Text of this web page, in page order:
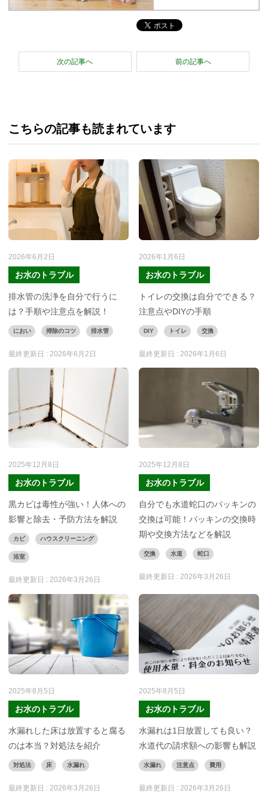
次の記事へ 前の記事へ
こちらの記事も読まれています
2026年6月2日
お水のトラブル
排水管の洗浄を自分で行うに
は？手順や注意点を解説！
におい 掃除のコツ 排水管
最終更新日 : 2026年6月2日
2026年1月6日
お水のトラブル
トイレの交換は自分でできる？
注意点やDIYの手順
DIY トイレ 交換
最終更新日 : 2026年1月6日
2025年12月8日
お水のトラブル
黒カビは毒性が強い！人体への
影響と除去・予防方法を解説
カビ ハウスクリーニング
浴室
最終更新日 : 2026年3月26日
2025年12月8日
お水のトラブル
自分でも水道蛇口のパッキンの
交換は可能！パッキンの交換時
期や交換方法などを解説
交換 水道 蛇口
最終更新日 :2026年3月26日
2025年8月5日
お水のトラブル
水漏れした床は放置すると腐る
のは本当？対処法を紹介
対処法 床 水漏れ
最終更新日 : 2026年3月26日
2025年8月5日
お水のトラブル
水漏れは1日放置しても良い？
水道代の請求額への影響も解説
水漏れ 注意点 費用
最終更新日 :2026年3月26日